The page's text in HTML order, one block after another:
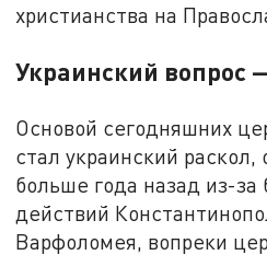
христианства на
Украинский вопрос
Основой сегодняшних
стал украинский
больше года назад из-за
действий
Варфоломея, вопреки